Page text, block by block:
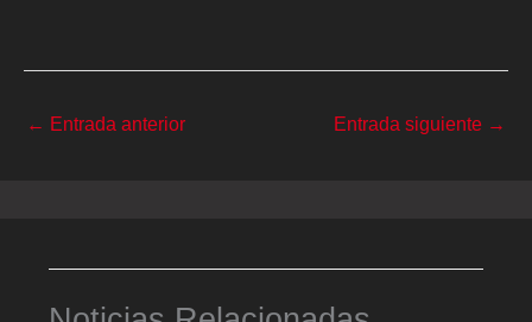
← Entrada anterior Entrada siguiente →